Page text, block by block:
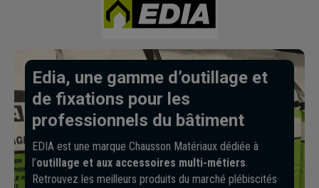
Edia, une gamme d’outillage et
de fixations pour les
professionnels du bâtiment
EDIA est une marque Chausson Matériaux dédiée à
l’outillage et aux accessoires multi-métiers.
Retrouvez les meilleurs produits du marché plébiscités